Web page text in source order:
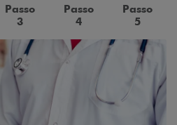
Passo
3
Passo
4
Passo
5